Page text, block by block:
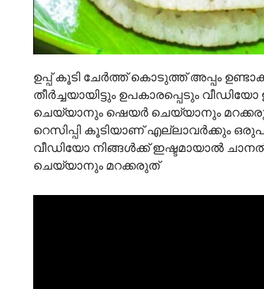
ഉപ്പ് കൂടി ചേർത്ത് കൊടുത്ത് അപ്പം
തീർച്ചയായിട്ടും ഉപകാരപ്പെടും
ചെയ്യാനും ഷെയർ ചെയ്യാനും മറക്കരുത്
റെസിപ്പി കൂടിയാണ് എല്ലാവർക്കും
വീഡിയോ നിങ്ങൾക്ക് ഇഷ്ടമായാൽ
ചെയ്യാനും മറക്കരുത്